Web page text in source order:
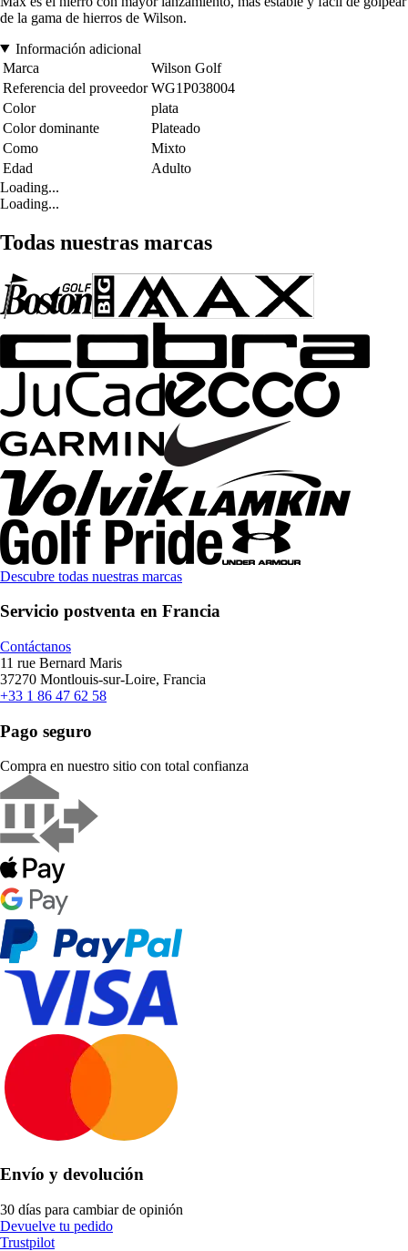
de la gama de hierros de Wilson.
Información adicional
Marca
Wilson Golf
Referencia del proveedor WG1P038004
Color
plata
Color dominante
Plateado
Como
Mixto
Edad
Adulto
Loading...
Loading...
Todas nuestras marcas
Descubre todas nuestras marcas
Servicio postventa en Francia
Contáctanos
11 rue Bernard Maris
37270 Montlouis-sur-Loire, Francia
+33 1 86 47 62 58
Pago seguro
Compra en nuestro sitio con total confianza
Envío y devolución
30 días para cambiar de opinión
Devuelve tu pedido
Trustpilot